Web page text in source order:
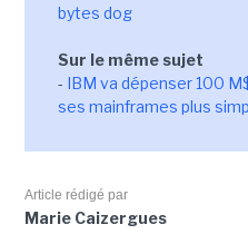
bytes dog
Sur le même sujet
- IBM va dépenser 100
ses mainframes plus
Article rédigé par
Marie Caizergues